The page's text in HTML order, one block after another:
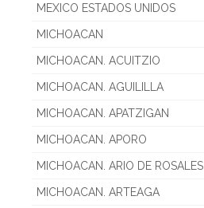
MEXICO ESTADOS UNIDOS
MICHOACAN
MICHOACAN. ACUITZIO
MICHOACAN. AGUILILLA
MICHOACAN. APATZIGAN
MICHOACAN. APORO
MICHOACAN. ARIO DE ROSALES
MICHOACAN. ARTEAGA